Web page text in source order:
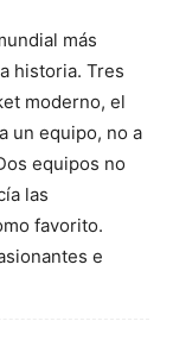
más
historia. Tres
moderno, el
un equipo, no a
equipos no
las
favorito.
e